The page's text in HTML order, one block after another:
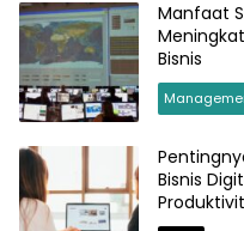
Manfaat
Bisnis
Bisnis